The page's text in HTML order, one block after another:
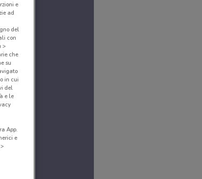
e
ad
del
con
>
che
su
in cui
del
e le
App.
e